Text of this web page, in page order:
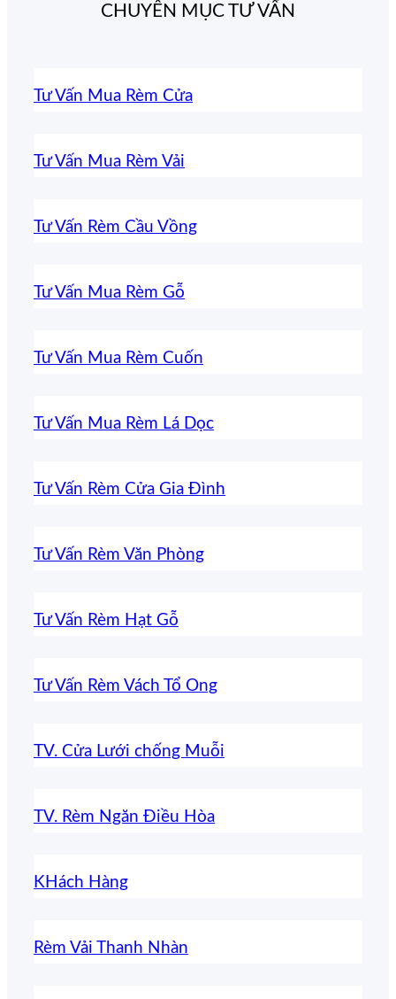
CHUYÊN MỤC TƯ VẤN
Tư Vấn Mua Rèm Cửa
Tư Vấn Mua Rèm Vải
Tư Vấn Rèm Cầu Vồng
Tư Vấn Mua Rèm Gỗ
Tư Vấn Mua Rèm Cuốn
Tư Vấn Mua Rèm Lá Dọc
Tư Vấn Rèm Cửa Gia Đình
Tư Vấn Rèm Văn Phòng
Tư Vấn Rèm Hạt Gỗ
Tư Vấn Rèm Vách Tổ Ong
TV. Cửa Lưới chống Muỗi
TV. Rèm Ngăn Điều Hòa
KHách Hàng
Rèm Vải Thanh Nhàn